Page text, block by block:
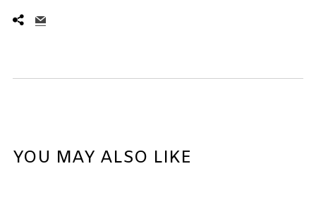
YOU MAY ALSO LIKE